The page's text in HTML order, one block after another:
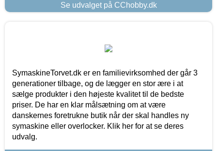
Se udvalget på CChobby.dk
SymaskineTorvet.dk er en familievirksomhed der går 3
generationer tilbage, og de lægger en stor ære i at
sælge produkter i den højeste kvalitet til de bedste
priser. De har en klar målsætning om at være
danskernes foretrukne butik når der skal handles ny
symaskine eller overlocker. Klik her for at se deres
udvalg.